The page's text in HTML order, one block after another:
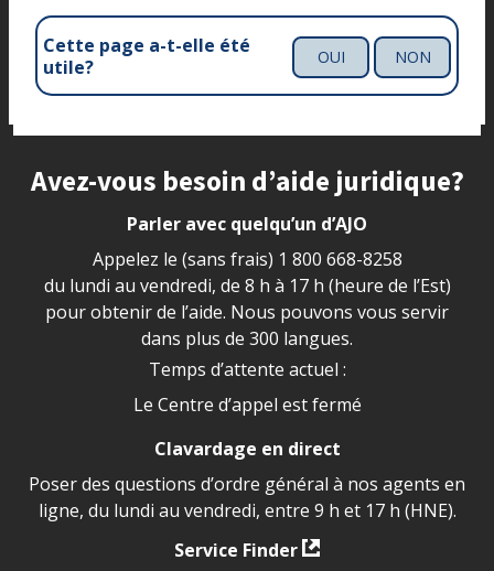
Cette page a-t-elle été
utile?
OUI NON
Site footer
Avez-vous besoin d’aide juridique?
Parler avec quelqu’un d’AJO
Appelez le (sans frais) 1 800 668-8258
du lundi au vendredi, de 8 h à 17 h (heure de l’Est)
pour obtenir de l’aide. Nous pouvons vous servir
dans plus de 300 langues.
Temps d’attente actuel :
Le Centre d’appel est fermé
Clavardage en direct
Poser des questions d’ordre général à nos agents en
ligne, du lundi au vendredi, entre 9 h et 17 h (HNE).
Service Finder